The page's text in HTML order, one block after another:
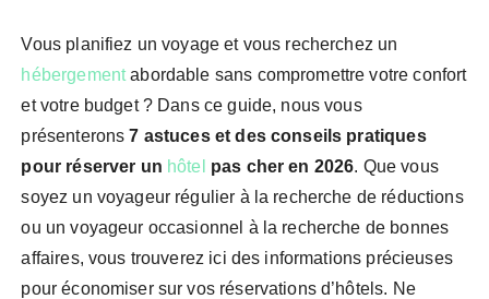
Vous planifiez un voyage et vous recherchez un
hébergementabordable sans compromettre votre confort
et votre budget ? Dans ce guide, nous vous
présenterons7 astuces et des conseils pratiques
pour réserver un hôtel pas cher en 2026. Que vous
soyez un voyageur régulier à la recherche de réductions
ou un voyageur occasionnel à la recherche de bonnes
affaires, vous trouverez ici des informations précieuses
pour économiser sur vos réservations d’hôtels. Ne